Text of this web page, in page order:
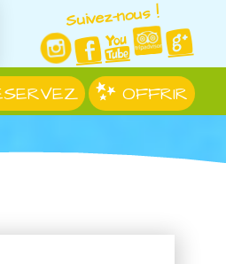
Suivez-nous !
OFFRIR